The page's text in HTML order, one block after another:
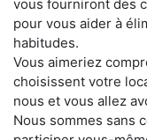
vous fourniront des
pour vous aider à
habitudes.
Vous aimeriez
choisissent votre
nous et vous allez
Nous sommes sans